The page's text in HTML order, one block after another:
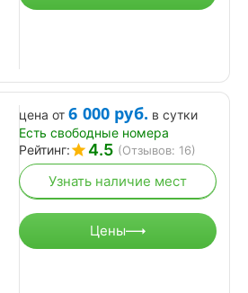
цена от 6 000 руб. в сутки
Есть свободные номера
Рейтинг:
4.5 (Отзывов: 16)
Узнать наличие мест
Цены